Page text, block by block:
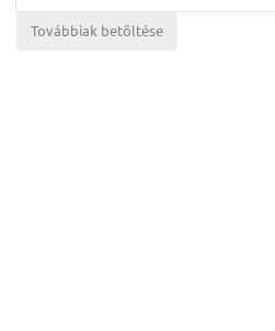
Továbbiak betöltése